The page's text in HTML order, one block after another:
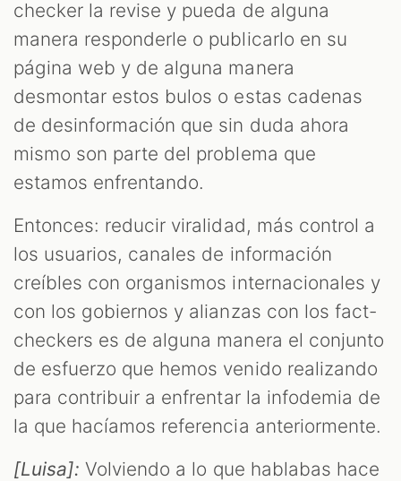
checker la revise y pueda de alguna
manera responderle o publicarlo en su
página web y de alguna manera
desmontar estos bulos o estas cadenas
de desinformación que sin duda ahora
mismo son parte del problema que
estamos enfrentando.
Entonces: reducir viralidad, más control a
los usuarios, canales de información
creíbles con organismos internacionales y
con los gobiernos y alianzas con los fact-
checkers es de alguna manera el conjunto
de esfuerzo que hemos venido realizando
para contribuir a enfrentar la infodemia de
la que hacíamos referencia anteriormente.
[Luisa]: Volviendo a lo que hablabas hace